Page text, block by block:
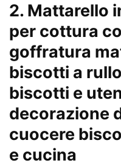
2. Mattarello
per cottura
goffratura
biscotti a
biscotti e
decorazione
cuocere
e cucina